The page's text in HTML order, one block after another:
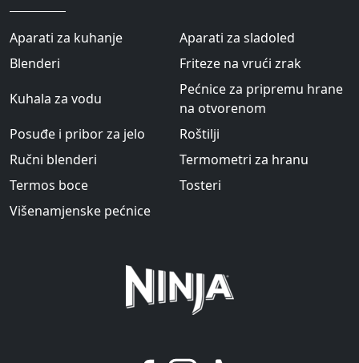
Aparati za kuhanje
Aparati za sladoled
Blenderi
Friteze na vrući zrak
Kuhala za vodu
Pećnice za pripremu hrane
na otvorenom
Posuđe i pribor za jelo
Roštilji
Ručni blenderi
Termometri za hranu
Termos boce
Tosteri
Višenamjenske pećnice